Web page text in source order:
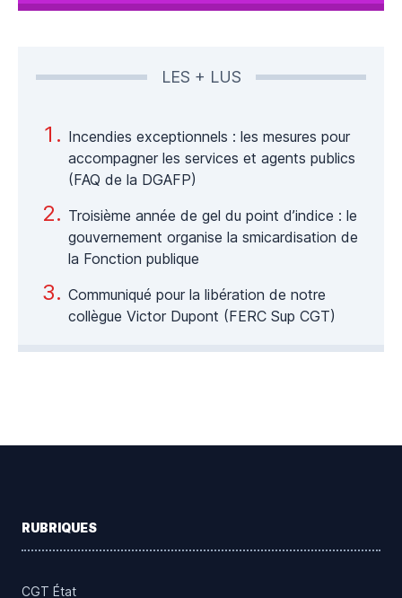
LES + LUS
Incendies exceptionnels : les mesures pour
accompagner les services et agents publics
(FAQ de la DGAFP)
Troisième année de gel du point d’indice : le
gouvernement organise la smicardisation de
la Fonction publique
Communiqué pour la libération de notre
collègue Victor Dupont (FERC Sup CGT)
RUBRIQUES
CGT État